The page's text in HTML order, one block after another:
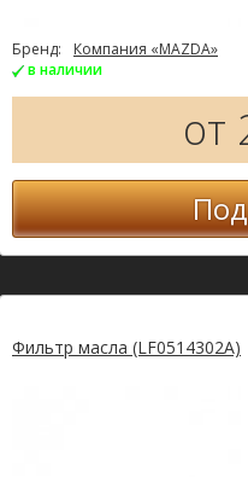
Бренд:
Компания «MAZDA»
в наличии
от
Фильтр масла (LF0514302A)